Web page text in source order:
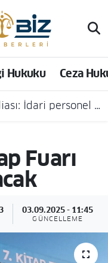
Hukuku Ceza
personel açığa alındı
Fuarı
03.09.2025 - 11:45
GÜNCELLEME
Fikstür